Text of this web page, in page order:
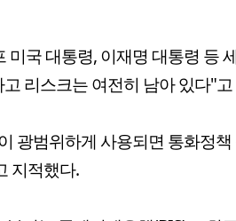
미국 대통령, 이재명 대통령 등
리스크는 여전히 남아 있다"
광범위하게 사용되면 통화정책
지적했다.